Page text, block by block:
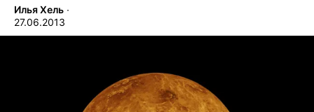
Илья Хель ∙
27.06.2013